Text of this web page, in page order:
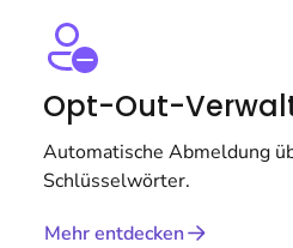
Opt-Out-
Automatische Abmeldung
Schlüsselwörter.
Mehr entdecken